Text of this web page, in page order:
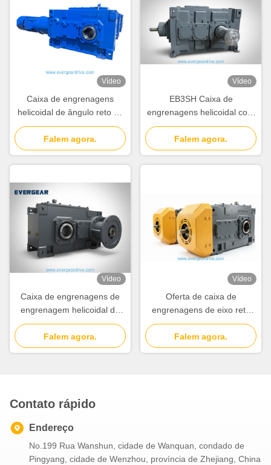
Vídeo
Caixa de engrenagens
helicoidal de ângulo reto de
90 graus da série EB com
alcance de potência de
4KW-4823KW e design
modular para acionamento
Falem agora.
Vídeo
EB3SH Caixa de
engrenagens helicoidal com
gama de potência de 4KW-
4823KW Sistema de design
modular e redução de ruído
para equipamentos pesados
Falem agora.
Vídeo
Caixa de engrenagens de
engrenagem helicoidal de
alto binário da série EH3HH
com caixa de ferro fundido e
flange de entrada IEC para
Falem agora.
Vídeo
Oferta de caixa de
engrenagens de eixo reto
cônico helicoidal de
acionamento de
engrenagem industrial e
Falem agora.
Contato rápido
Endereço
No.199 Rua Wanshun, cidade de Wanquan, condado de
Pingyang, cidade de Wenzhou, província de Zhejiang, China